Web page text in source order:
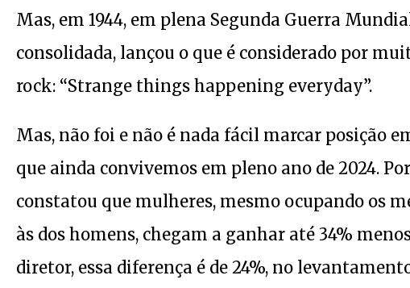
Mas, em 1944, em plena Segunda Guerra
consolidada, lançou o que é considerado por
rock: “Strange things happening everyday”.
Mas, não foi e não é nada fácil marcar posição
que ainda convivemos em pleno ano de 2024.
constatou que mulheres, mesmo ocupando os
às dos homens, chegam a ganhar até 34%
diretor, essa diferença é de 24%, no